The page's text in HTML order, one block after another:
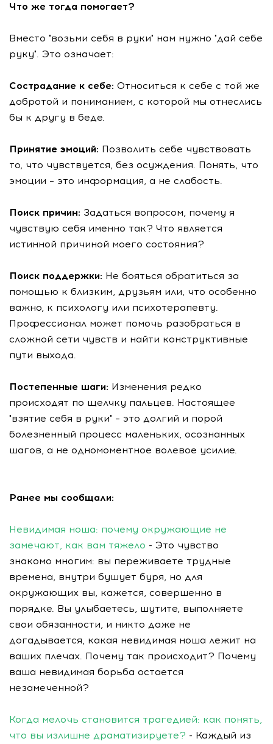
Что же тогда помогает?
Вместо "возьми себя в руки" нам нужно "дай себе
руку". Это означает:
Сострадание к себе: Относиться к себе с той же
добротой и пониманием, с которой мы отнеслись
бы к другу в беде.
Принятие эмоций: Позволить себе чувствовать
то, что чувствуется, без осуждения. Понять, что
эмоции – это информация, а не слабость.
Поиск причин: Задаться вопросом, почему я
чувствую себя именно так? Что является
истинной причиной моего состояния?
Поиск поддержки: Не бояться обратиться за
помощью к близким, друзьям или, что особенно
важно, к психологу или психотерапевту.
Профессионал может помочь разобраться в
сложной сети чувств и найти конструктивные
пути выхода.
Постепенные шаги: Изменения редко
происходят по щелчку пальцев. Настоящее
"взятие себя в руки" – это долгий и порой
болезненный процесс маленьких, осознанных
шагов, а не одномоментное волевое усилие.
Ранее мы сообщали:
Невидимая ноша: почему окружающие не
замечают, как вам тяжело - Это чувство
знакомо многим: вы переживаете трудные
времена, внутри бушует буря, но для
окружающих вы, кажется, совершенно в
порядке. Вы улыбаетесь, шутите, выполняете
свои обязанности, и никто даже не
догадывается, какая невидимая ноша лежит на
ваших плечах. Почему так происходит? Почему
ваша невидимая борьба остается
незамеченной?
Когда мелочь становится трагедией: как понять,
что вы излишне драматизируете? - Каждый из